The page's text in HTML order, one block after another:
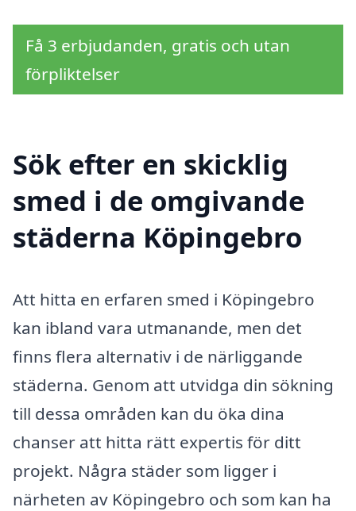
Få 3 erbjudanden, gratis och utan
förpliktelser
Sök efter en skicklig
smed i de omgivande
städerna Köpingebro
Att hitta en erfaren smed i Köpingebro
kan ibland vara utmanande, men det
finns flera alternativ i de närliggande
städerna. Genom att utvidga din sökning
till dessa områden kan du öka dina
chanser att hitta rätt expertis för ditt
projekt. Några städer som ligger i
närheten av Köpingebro och som kan ha